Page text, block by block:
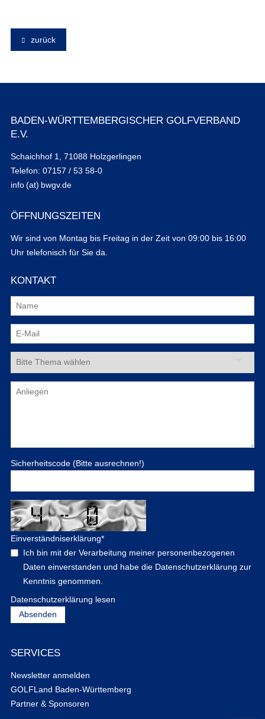
zurück
BADEN-WÜRTTEMBERGISCHER GOLFVERBAND
E.V.
Schaichhof 1, 71088 Holzgerlingen
Telefon: 07157 / 53 58-0
info (at) bwgv.de
ÖFFNUNGSZEITEN
Wir sind von Montag bis Freitag in der Zeit von 09:00 bis 16:00
Uhr telefonisch für Sie da.
KONTAKT
Sicherheitscode (Bitte ausrechnen!)
Einverständniserklärung*
Ich bin mit der Verarbeitung meiner personenbezogenen
Daten einverstanden und habe die Datenschutzerklärung zur
Kenntnis genommen.
Datenschutzerklärung lesen
SERVICES
Newsletter anmelden
GOLFLand Baden-Württemberg
Partner & Sponsoren